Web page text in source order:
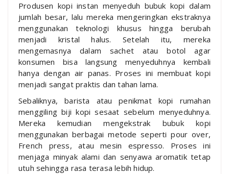
Produsen kopi instan menyeduh bubuk kopi dalam
jumlah besar, lalu mereka mengeringkan ekstraknya
menggunakan teknologi khusus hingga berubah
menjadi kristal halus. Setelah itu, mereka
mengemasnya dalam sachet atau botol agar
konsumen bisa langsung menyeduhnya kembali
hanya dengan air panas. Proses ini membuat kopi
menjadi sangat praktis dan tahan lama.
Sebaliknya, barista atau penikmat kopi rumahan
menggiling biji kopi sesaat sebelum menyeduhnya.
Mereka kemudian mengekstrak bubuk kopi
menggunakan berbagai metode seperti pour over,
French press, atau mesin espresso. Proses ini
menjaga minyak alami dan senyawa aromatik tetap
utuh sehingga rasa terasa lebih hidup.